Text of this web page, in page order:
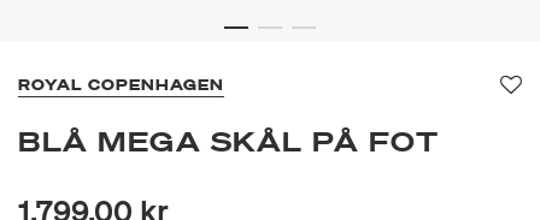
ROYAL COPENHAGEN
BLÅ MEGA SKÅL PÅ FOT
1.799,00 kr